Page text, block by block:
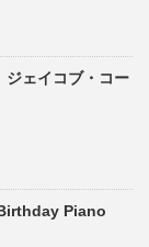
ェイコブ・コー
Piano